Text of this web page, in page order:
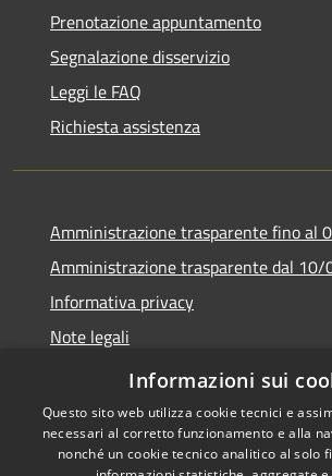
Prenotazione appuntamento
Segnalazione disservizio
Leggi le FAQ
Richiesta assistenza
Amministrazione trasparente fino al
Amministrazione trasparente dal
Informativa privacy
Note legali
Dichiarazione di accessibilità
Informazioni sui
Questo sito web utilizza cookie tecnici e
necessari al corretto funzionamento e alla
nonché un cookie tecnico analitico al solo